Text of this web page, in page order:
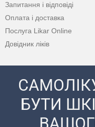
Запитання і відповіді
Оплата і доставка
Послуга Likar Online
Довідник ліків
БУТИ